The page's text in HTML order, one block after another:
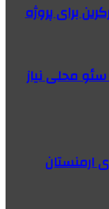
محلی نیاز
ارمنستان